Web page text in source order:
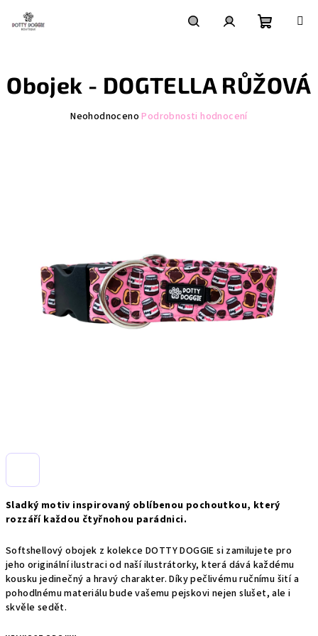
obsah
košík
Sladký motiv inspirovaný oblíbenou pochoutkou, který
rozzáří každou čtyřnohou parádnici.
Softshellový obojek z kolekce DOTTY DOGGIE si zamilujete pro
jeho originální ilustraci od naší ilustrátorky, která dává každému
kousku jedinečný a hravý charakter. Díky pečlivému ručnímu šití a
pohodlnému materiálu bude vašemu pejskovi nejen slušet, ale i
skvěle sedět.
Obojek - DOGTELLA RŮŽOVÁ
Průměrné
Neohodnoceno Podrobnosti hodnocení